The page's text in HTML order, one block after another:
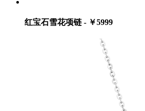
红宝石雪花项链 - ￥5999